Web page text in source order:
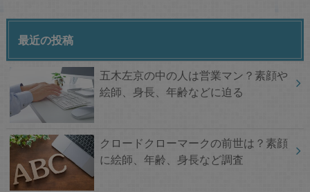
最近の投稿
五木左京の中の人は営業マン？素顔や
絵師、身長、年齢などに迫る
クロードクローマークの前世は？素顔
に絵師、年齢、身長など調査